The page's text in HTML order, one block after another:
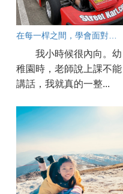
我小時候很內向。幼
稚園時，老師說上課不能
講話，我就真的一整...